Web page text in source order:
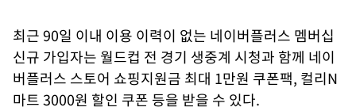
최근 90일 이내 이용 이력이 없는 네이버플러스 멤버십
신규 가입자는 월드컵 전 경기 생중계 시청과 함께 네이
버플러스 스토어 쇼핑지원금 최대 1만원 쿠폰팩, 컬리N
마트 3000원 할인 쿠폰 등을 받을 수 있다.